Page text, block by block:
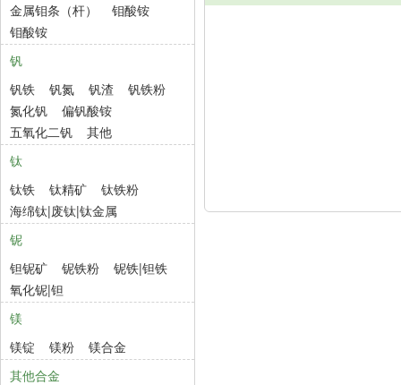
金属钼条（杆）
钼酸铵
钼酸铵
钒
钒铁
钒氮 钒渣
钒铁粉
氮化钒
偏钒酸铵
五氧化二钒
其他
钛
钛铁
钛精矿
钛铁粉
海绵钛|废钛|钛金属
铌
钽铌矿
铌铁粉
铌铁|钽铁
氧化铌|钽
镁
镁锭
镁粉
镁合金
其他合金